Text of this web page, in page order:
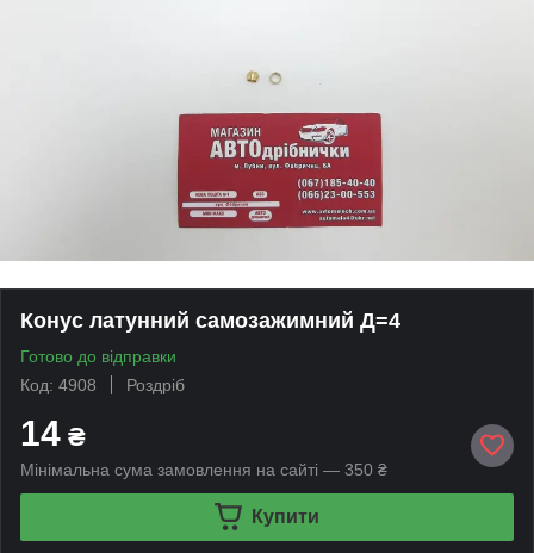
Конус латунний самозажимний Д=4
Готово до відправки
Код: 4908
Роздріб
14 ₴
Мінімальна сума замовлення на сайті — 350 ₴
Купити